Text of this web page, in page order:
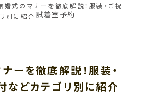
婚式のマナーを徹底解説！服装・ご祝
別に紹介
ーを徹底解説！服装・
などカテゴリ別に紹介
試着室予約